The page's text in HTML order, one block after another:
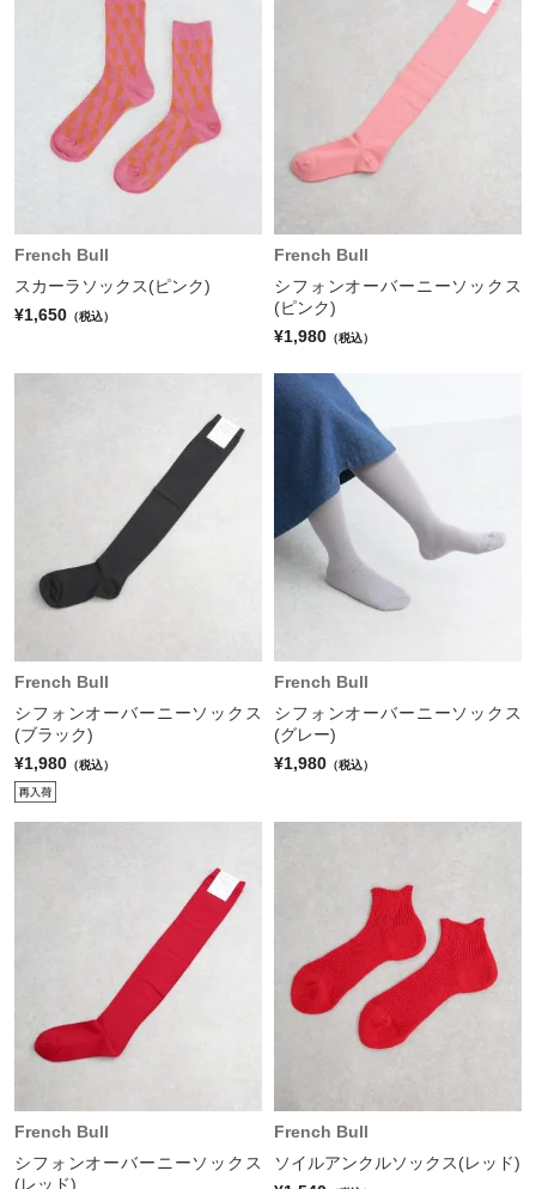
French Bull
スカーラソックス(ピンク)
¥1,650 （税込）
French Bull
シフォンオーバーニーソックス
(ピンク)
¥1,980 （税込）
French Bull
シフォンオーバーニーソックス
(ブラック)
¥1,980 （税込）
French Bull
シフォンオーバーニーソックス
(グレー)
¥1,980 （税込）
French Bull
シフォンオーバーニーソックス
(レッド)
French Bull
ソイルアンクルソックス(レッド)